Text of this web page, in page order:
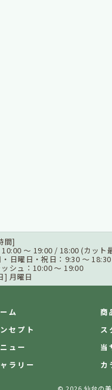
間]
～ 19:00 / 18:00 (カット
日曜日・祝日：9:30 ～
ッシュ：10:00 ～ 19:00
] 月曜日
ム
セプト
ュー
ラリー
商
ス
当
カ